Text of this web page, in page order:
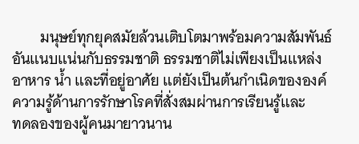
มนุษย์ทุกยุคสมัยล้วนเติบโตมาพร้อมความสัมพันธ์
อันแนบแน่นกับธรรมชาติ ธรรมชาติไม่เพียงเป็นแหล่ง
อาหาร น้ำ และที่อยู่อาศัย แต่ยังเป็นต้นกำเนิดขององค์
ความรู้ด้านการรักษาโรคที่สั่งสมผ่านการเรียนรู้และ
ทดลองของผู้คนมายาวนาน